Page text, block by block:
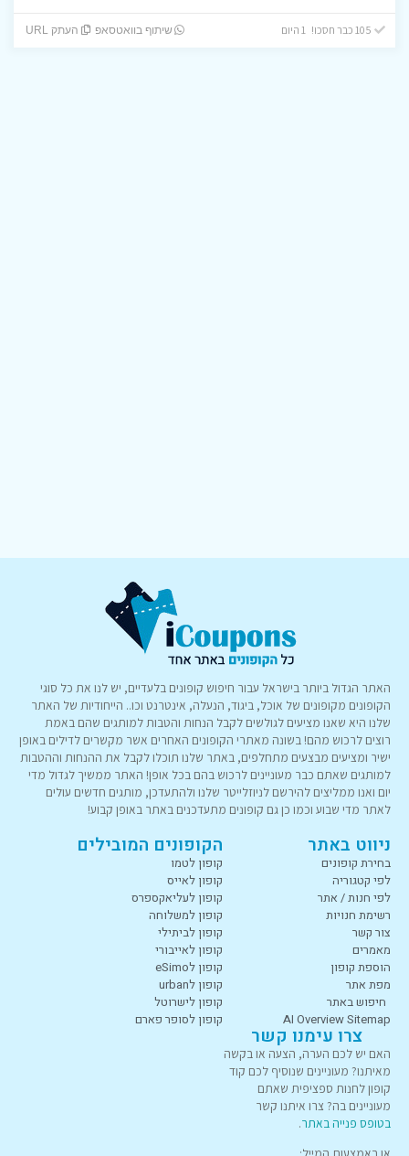
שיתוף בוואטסאפ העתק URL
האתר הגדול ביותר בישראל עבור חיפוש קופונים בלעדיים, יש לנו את כל סוגי
הקופונים מקופונים של אוכל, ביגוד, הנעלה, אינטרנט וכו.. הייחודיות של האתר
שלנו היא שאנו מציעים לגולשים לקבל הנחות והטבות למותגים שהם באמת
רוצים לרכוש מהם! בשונה מאתרי הקופונים האחרים אשר מקשרים לדילים באופן
ישיר ומציעים מבצעים מתחלפים, באתר שלנו תוכלו לקבל את ההנחות וההטבות
למותגים שאתם כבר מעוניינים לרכוש בהם בכל אופן! האתר ממשיך לגדול מדי
יום ואנו ממליצים להירשם לניוזלייטר שלנו ולהתעדכן, מותגים חדשים עולים
לאתר מדי שבוע וכמו כן גם קופונים מתעדכנים באתר באופן קבוע!
ניווט באתר
בחירת קופונים
לפי קטגוריה
לפי חנות / אתר
רשימת חנויות
צור קשר
מאמרים
הוספת קופון
מפת אתר
חיפוש באתר
AI Overview Sitemap
הקופונים המובילים
קופון לטמו
קופון לאייס
קופון לעליאקספרס
קופון למשלוחה
קופון לביתילי
קופון לאייבורי
קופון לeSimo
קופון לurban
קופון לישרוטל
קופון לסופר פארם
צרו עימנו קשר
האם יש לכם הערה, הצעה או בקשה
מאיתנו? מעוניינים שנוסיף לכם קוד
קופון לחנות ספציפית שאתם
מעוניינים בה? צרו איתנו קשר
בטופס פנייה באתר.